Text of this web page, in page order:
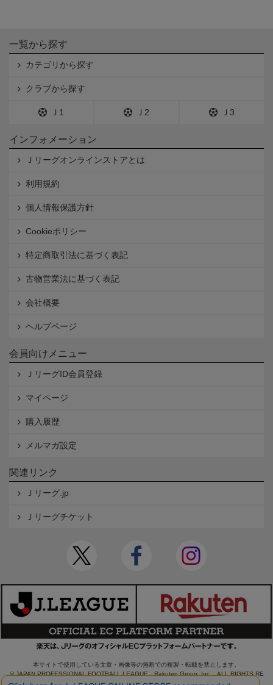
一覧から探す
カテゴリから探す
クラブから探す
Ｊ1 Ｊ2 Ｊ3
インフォメーション
Ｊリーグオンラインストアとは
利用規約
個人情報保護方針
Cookieポリシー
特定商取引法に基づく表記
古物営業法に基づく表記
会社概要
ヘルプページ
会員向けメニュー
ＪリーグID会員登録
マイページ
購入履歴
メルマガ設定
関連リンク
Ｊリーグ.jp
Ｊリーグチケット
本サイトで使用している文章・画像等の無断での複製・転載を禁止します。
© JAPAN PROFESSIONAL FOOTBALL LEAGUE Rakuten Group, Inc. ALL RIGHTS RE
SERVED.